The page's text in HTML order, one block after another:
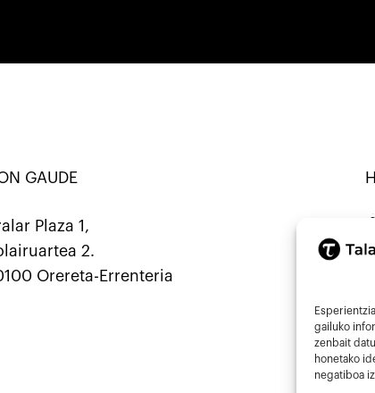
gailuko
zenbait
honetako
negatiboa
· KOOP · SORTU · ERALDATU ·
GAUDE
Plaza 1,
2.
Orereta-Errenteria